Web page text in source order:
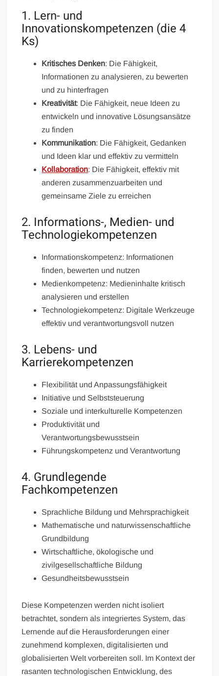
1. Lern- und
Innovationskompetenzen (die 4
Ks)
Kritisches Denken: Die Fähigkeit,
Informationen zu analysieren, zu bewerten
und zu hinterfragen
Kreativität: Die Fähigkeit, neue Ideen zu
entwickeln und innovative Lösungsansätze
zu finden
Kommunikation: Die Fähigkeit, Gedanken
und Ideen klar und effektiv zu vermitteln
Kollaboration: Die Fähigkeit, effektiv mit
anderen zusammenzuarbeiten und
gemeinsame Ziele zu erreichen
2. Informations-, Medien- und
Technologiekompetenzen
Informationskompetenz: Informationen
finden, bewerten und nutzen
Medienkompetenz: Medieninhalte kritisch
analysieren und erstellen
Technologiekompetenz: Digitale Werkzeuge
effektiv und verantwortungsvoll nutzen
3. Lebens- und
Karrierekompetenzen
Flexibilität und Anpassungsfähigkeit
Initiative und Selbststeuerung
Soziale und interkulturelle Kompetenzen
Produktivität und
Verantwortungsbewusstsein
Führungskompetenz und Verantwortung
4. Grundlegende
Fachkompetenzen
Sprachliche Bildung und Mehrsprachigkeit
Mathematische und naturwissenschaftliche
Grundbildung
Wirtschaftliche, ökologische und
zivilgesellschaftliche Bildung
Gesundheitsbewusstsein
Diese Kompetenzen werden nicht isoliert
betrachtet, sondern als integriertes System, das
Lernende auf die Herausforderungen einer
zunehmend komplexen, digitalisierten und
globalisierten Welt vorbereiten soll. Im Kontext der
rasanten technologischen Entwicklung, des